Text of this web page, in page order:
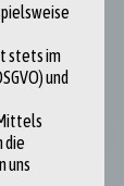
zum
die
stets im
und
die
uns